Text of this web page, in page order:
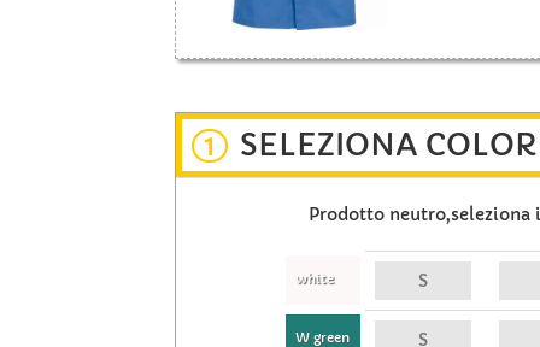
1 SELEZIONA
Prodotto
white
W green